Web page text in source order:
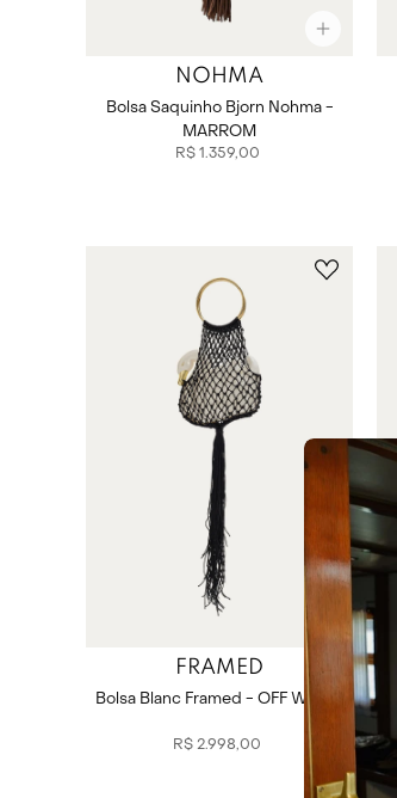
NOHMA
Bolsa Saquinho Bjorn Nohma -
MARROM
R$ 1.359,00
FRAMED
Bolsa Blanc Framed - OFF WHITE
R$ 2.998,00